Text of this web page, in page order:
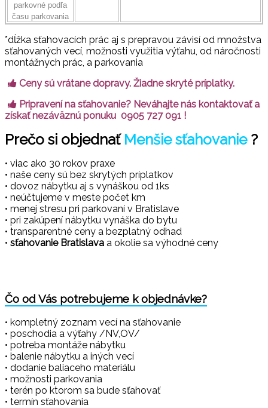
parkovné podľa
času parkovania
*dĺžka sťahovacích prác aj s prepravou závisí od množstva
sťahovaných vecí, možnosti využitia výťahu, od náročnosti
montážnych prác, a parkovania
Ceny sú vrátane dopravy. Žiadne skryté príplatky.
Pripravení na sťahovanie? Neváhajte nás kontaktovať a
získať nezáväznú ponuku 0905 727 091 !
Prečo si objednať Menšie sťahovanie ?
• viac ako 30 rokov praxe
• naše ceny sú bez skrytých príplatkov
• dovoz nábytku aj s vynáškou od 1ks
• neúčtujeme v meste počet km
• menej stresu pri parkovaní v Bratislave
• pri zakúpení nábytku vynáška do bytu
• transparentné ceny a bezplatný odhad
• sťahovanie Bratislava a okolie sa výhodné ceny
Čo od Vás potrebujeme k objednávke?
• kompletný zoznam vecí na sťahovanie
• poschodia a výťahy /NV,OV/
• potreba montáže nábytku
• balenie nábytku a iných vecí
• dodanie baliaceho materiálu
• možnosti parkovania
• terén po ktorom sa bude sťahovať
• termín sťahovania